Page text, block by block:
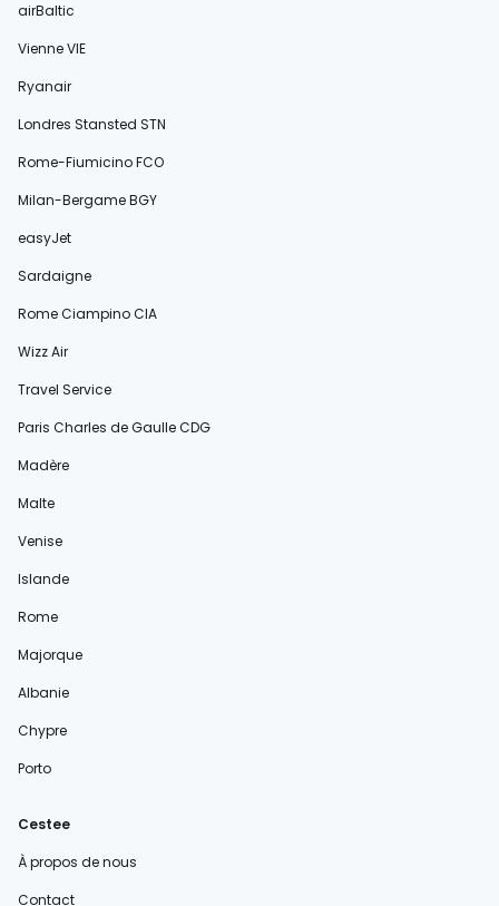
airBaltic
Vienne VIE
Ryanair
Londres Stansted STN
Rome-Fiumicino FCO
Milan-Bergame BGY
easyJet
Sardaigne
Rome Ciampino CIA
Wizz Air
Travel Service
Paris Charles de Gaulle CDG
Madère
Malte
Venise
Islande
Rome
Majorque
Albanie
Chypre
Porto
Cestee
À propos de nous
Contact